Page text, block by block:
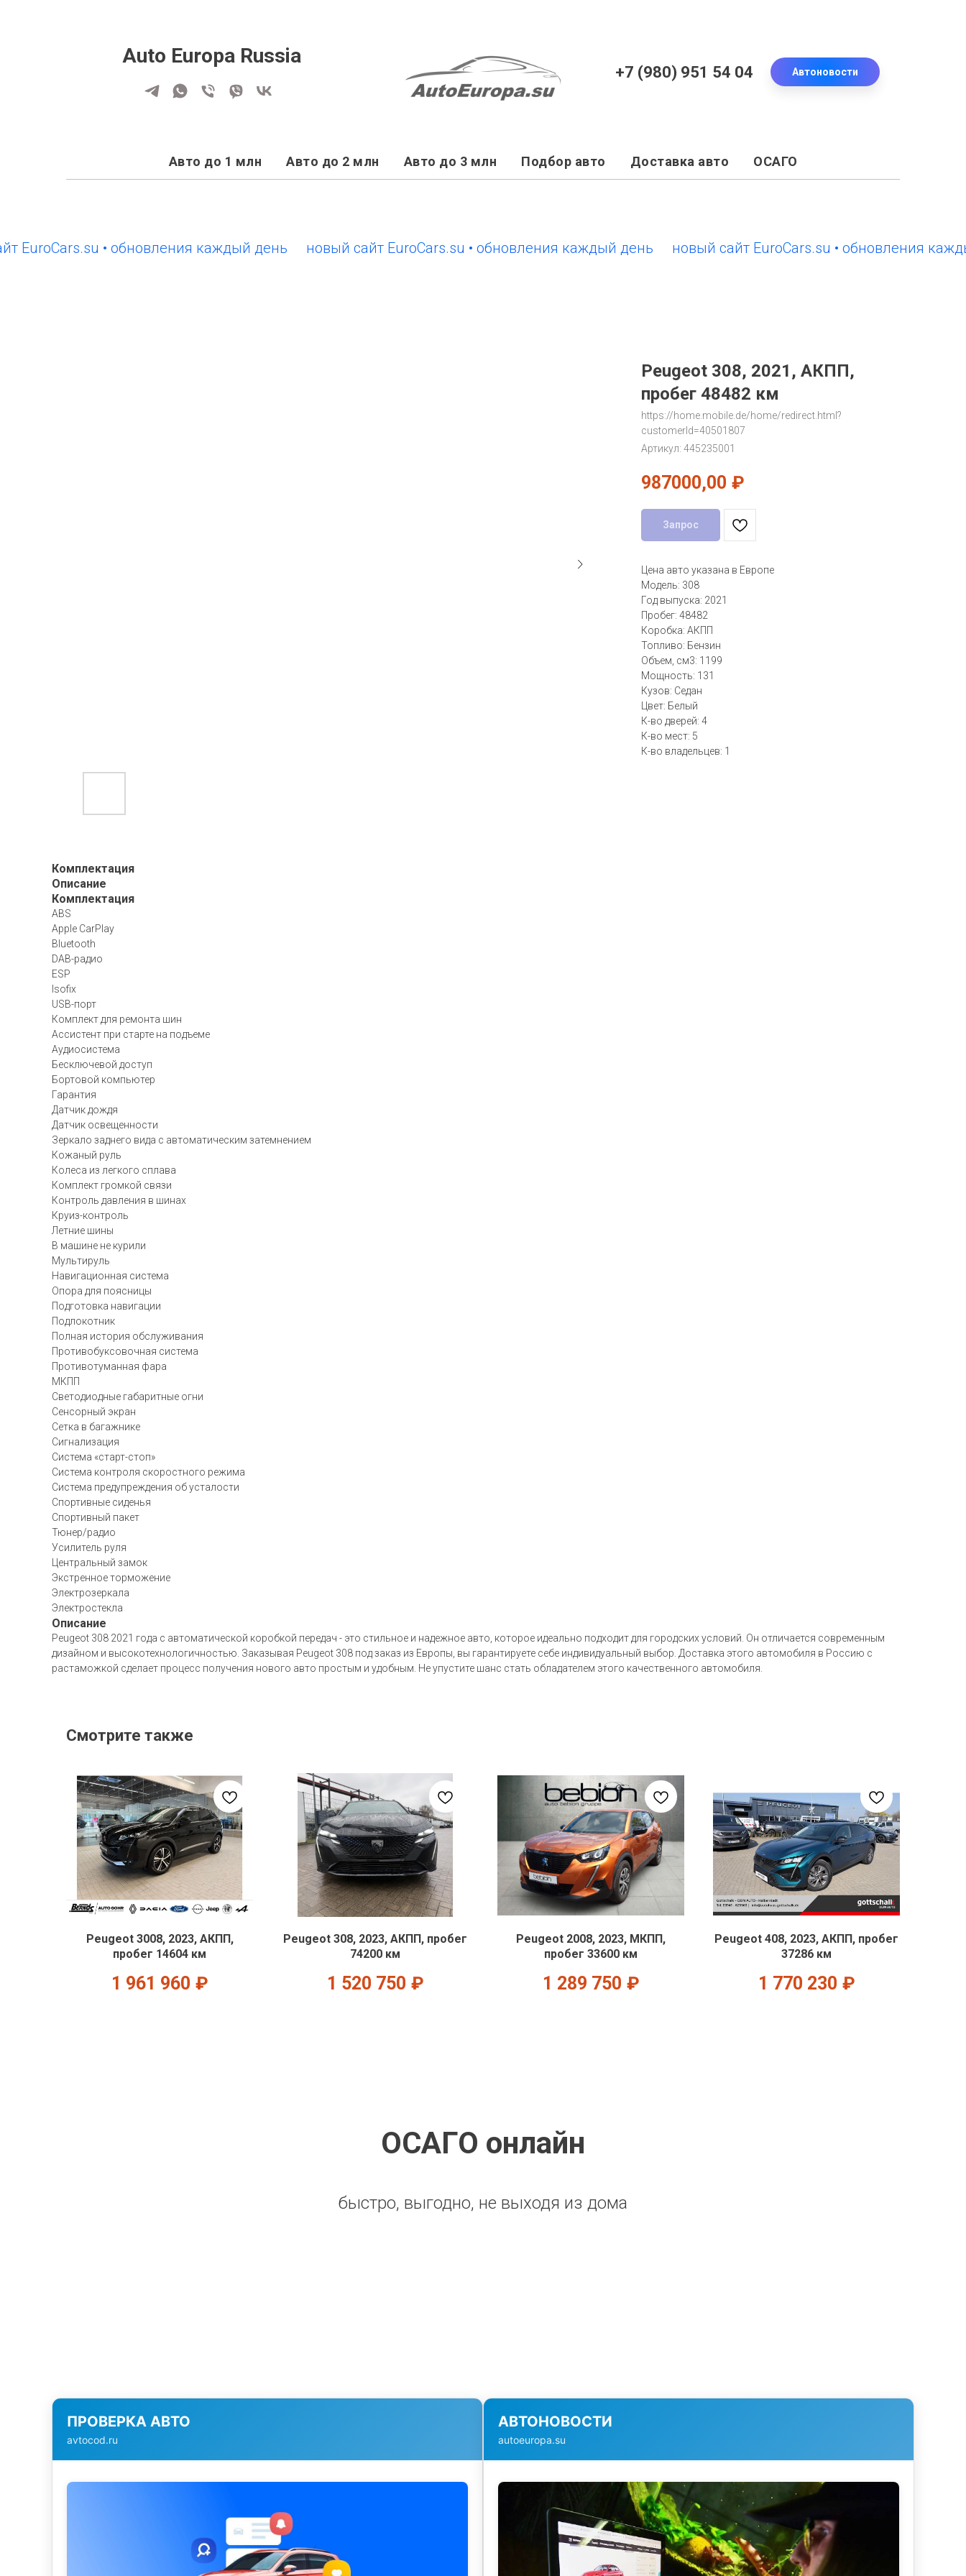
Auto Europa Russia
+7 (980) 951 54 04 Автоновости
Авто до 1 млн Авто до 2 млн Авто до 3 млн Подбор авто Доставка авто ОСАГО
• обновления каждый день новый сайт EuroCars.su • обновления каждый день новый сайт EuroCars.su • обновления каждый
Peugeot 308, 2021, АКПП,
пробег 48482 км
https://home.mobile.de/home/redirect.html?
customerId=40501807
Артикул: 445235001
987000,00 ₽
Запрос
Цена авто указана в Европе
Модель: 308
Год выпуска: 2021
Пробег: 48482
Коробка: АКПП
Топливо: Бензин
Объем, см3: 1199
Мощность: 131
Кузов: Седан
Цвет: Белый
К-во дверей: 4
К-во мест: 5
К-во владельцев: 1
Комплектация
Описание
Комплектация
ABS
Apple CarPlay
Bluetooth
DAB-радио
ESP
Isofix
USB-порт
Комплект для ремонта шин
Ассистент при старте на подъеме
Аудиосистема
Бесключевой доступ
Бортовой компьютер
Гарантия
Датчик дождя
Датчик освещенности
Зеркало заднего вида с автоматическим затемнением
Кожаный руль
Колеса из легкого сплава
Комплект громкой связи
Контроль давления в шинах
Круиз-контроль
Летние шины
В машине не курили
Мультируль
Навигационная система
Опора для поясницы
Подготовка навигации
Подлокотник
Полная история обслуживания
Противобуксовочная система
Противотуманная фара
МКПП
Светодиодные габаритные огни
Сенсорный экран
Сетка в багажнике
Сигнализация
Система «старт-стоп»
Система контроля скоростного режима
Система предупреждения об усталости
Спортивные сиденья
Спортивный пакет
Тюнер/радио
Усилитель руля
Центральный замок
Экстренное торможение
Электрозеркала
Электростекла
Описание
Peugeot 308 2021 года с автоматической коробкой передач - это стильное и надежное авто, которое идеально подходит для городских условий. Он отличается современным
дизайном и высокотехнологичностью. Заказывая Peugeot 308 под заказ из Европы, вы гарантируете себе индивидуальный выбор. Доставка этого автомобиля в Россию с
растаможкой сделает процесс получения нового авто простым и удобным. Не упустите шанс стать обладателем этого качественного автомобиля.
Смотрите также
Peugeot 3008, 2023, АКПП,
пробег 14604 км
1 961 960 ₽
Peugeot 308, 2023, АКПП, пробег
74200 км
1 520 750 ₽
Peugeot 2008, 2023, МКПП,
пробег 33600 км
1 289 750 ₽
Peugeot 408, 2023, АКПП, пробег
37286 км
1 770 230 ₽
ОСАГО онлайн
быстро, выгодно, не выходя из дома
ПРОВЕРКА АВТО
avtocod.ru
АВТОНОВОСТИ
autoeuropa.su